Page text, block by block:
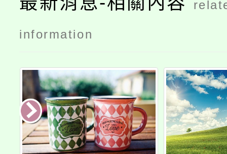
information